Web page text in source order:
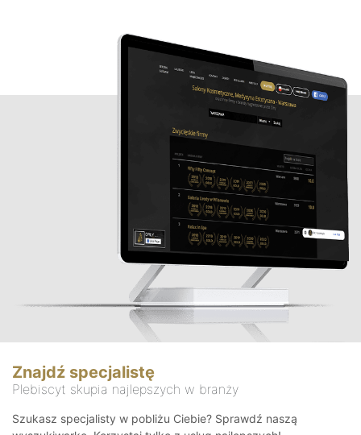
Znajdź specjalistę
Plebiscyt skupia najlepszych w branży
Szukasz specjalisty w pobliżu Ciebie? Sprawdź naszą